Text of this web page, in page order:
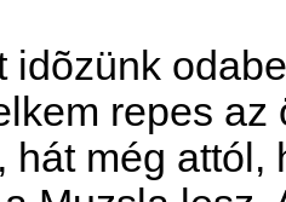
idõzünk
repes
hát még